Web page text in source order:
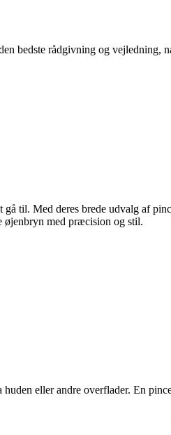
bedste rådgivning og
til. Med deres brede udvalg af
øjenbryn med præcision og stil.
eller andre overflader. En